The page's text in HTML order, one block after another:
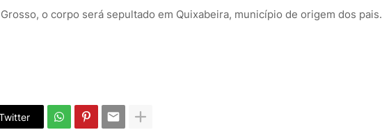
o corpo será sepultado em Quixabeira, município de origem dos pais.